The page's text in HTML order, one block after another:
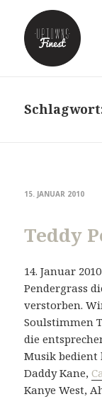
15. JANUAR 2010
Teddy
14. Januar
Pendergrass
verstorben.
Soulstimmen
die
Musik bedient
Daddy Kane,
Kanye West,